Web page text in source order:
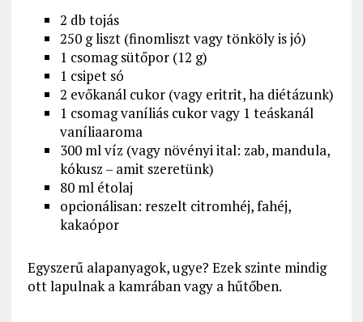
2 db tojás
250 g liszt (finomliszt vagy tönköly is jó)
1 csomag sütőpor (12 g)
1 csipet só
2 evőkanál cukor (vagy eritrit, ha diétázunk)
1 csomag vaníliás cukor vagy 1 teáskanál
vaníliaaroma
300 ml víz (vagy növényi ital: zab, mandula,
kókusz – amit szeretünk)
80 ml étolaj
opcionálisan: reszelt citromhéj, fahéj,
kakaópor
Egyszerű alapanyagok, ugye? Ezek szinte mindig
ott lapulnak a kamrában vagy a hűtőben.